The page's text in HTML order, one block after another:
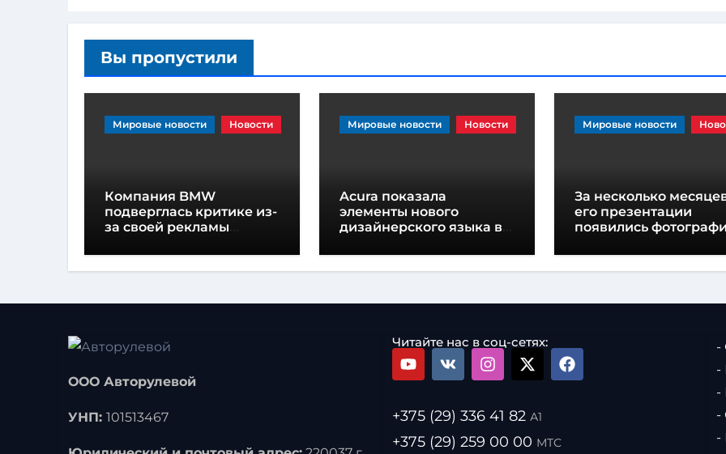
Вы пропустили
Мировые новости Новости
Компания BMW
подверглась критике из-
за своей рекламы
автомобиля
Мировые новости Новости
Acura показала
элементы нового
дизайнерского языка в
презентации концепт-
кара
Мировые новости
За несколько
его презентации
появились
ООО Авторулевой
УНП: 101513467
Читайте нас в соц-сетях:
+375 (29) 336 41 82 А1
+375 (29) 259 00 00 МТС
-
-
-
-
-